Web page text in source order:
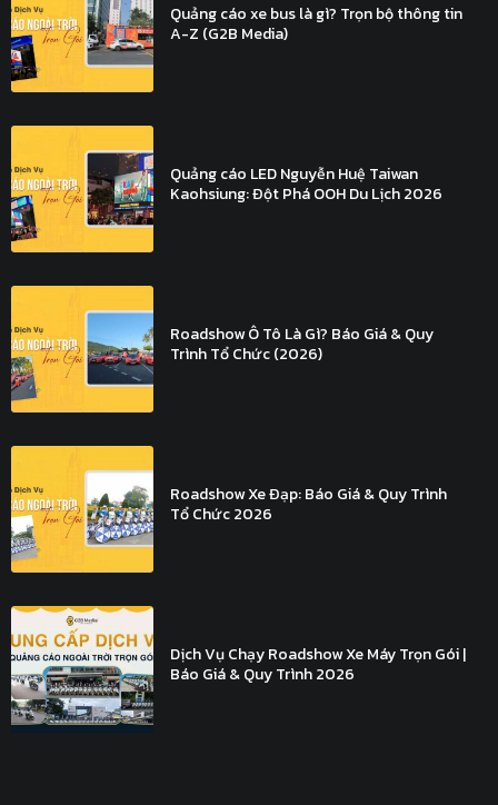
Quảng cáo xe bus là gì? Trọn bộ thông tin
A-Z (G2B Media)
Quảng cáo LED Nguyễn Huệ Taiwan
Kaohsiung: Đột Phá OOH Du Lịch 2026
Roadshow Ô Tô Là Gì? Báo Giá & Quy
Trình Tổ Chức (2026)
Roadshow Xe Đạp: Báo Giá & Quy Trình
Tổ Chức 2026
Dịch Vụ Chạy Roadshow Xe Máy Trọn Gói |
Báo Giá & Quy Trình 2026